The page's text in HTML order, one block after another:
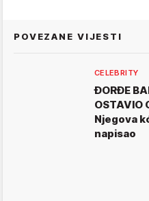
POVEZANE VIJESTI
CELEBRITY
ĐORĐE
OSTAVIO
Njegova
napisao